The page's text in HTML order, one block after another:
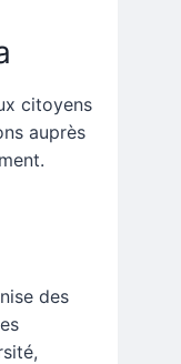
citoyens
auprès
des